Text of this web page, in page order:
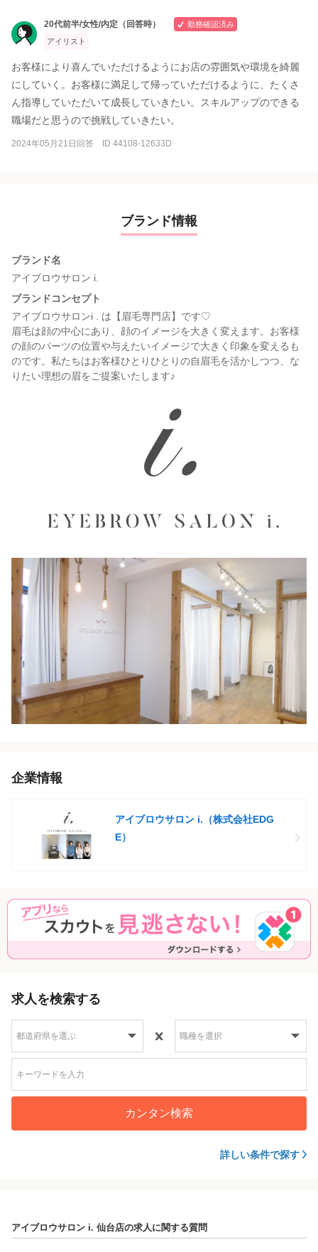
20代前半/女性/内定（回答時）
勤務確認済み
アイリスト
お客様により喜んでいただけるようにお店の雰囲気や環境を綺麗
にしていく。お客様に満足して帰っていただけるように、たくさ
ん指導していただいて成長していきたい。スキルアップのできる
職場だと思うので挑戦していきたい。
2024年05月21日回答 ID 44108-12633D
ブランド情報
ブランド名
アイブロウサロン i.
ブランドコンセプト
アイブロウサロンi . は【眉毛専門店】です♡
眉毛は顔の中心にあり、顔のイメージを大きく変えます。お客様
の顔のパーツの位置や与えたいイメージで大きく印象を変えるも
のです。私たちはお客様ひとりひとりの自眉毛を活かしつつ、な
りたい理想の眉をご提案いたします♪
企業情報
アイブロウサロン i.（株式会社EDG
E）
求人を検索する
カンタン検索
詳しい条件で探す
アイブロウサロン i. 仙台店の求人に関する質問